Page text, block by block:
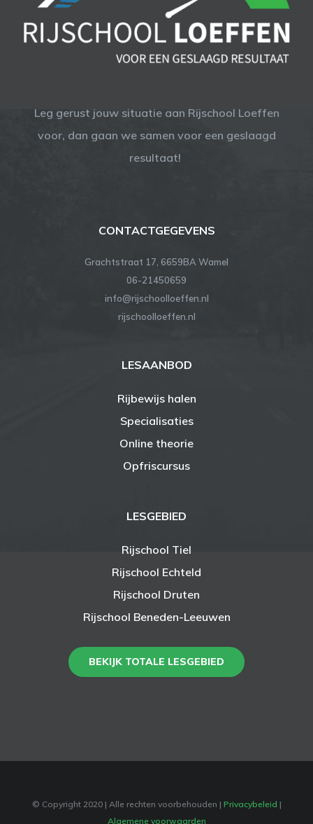
Leg gerust jouw situatie aan Rijschool Loeffen
voor, dan gaan we samen voor een geslaagd
resultaat!
CONTACTGEGEVENS
Grachtstraat 17, 6659BA Wamel
06-21450659
info@rijschoolloeffen.nl
rijschoolloeffen.nl
LESAANBOD
Rijbewijs halen
Specialisaties
Online theorie
Opfriscursus
LESGEBIED
Rijschool Tiel
Rijschool Echteld
Rijschool Druten
Rijschool Beneden-Leeuwen
BEKIJK TOTALE LESGEBIED
© Copyright 2020 | Alle rechten voorbehouden | Privacybeleid |
Algemene voorwaarden